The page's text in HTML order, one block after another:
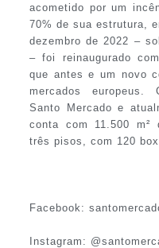
acometido por um
70% de sua estrutura,
dezembro de 2022 –
– foi reinaugurado
que antes e um novo
mercados europeus.
Santo Mercado e
conta com 11.500
três pisos, com 120
Facebook:
Instagram: